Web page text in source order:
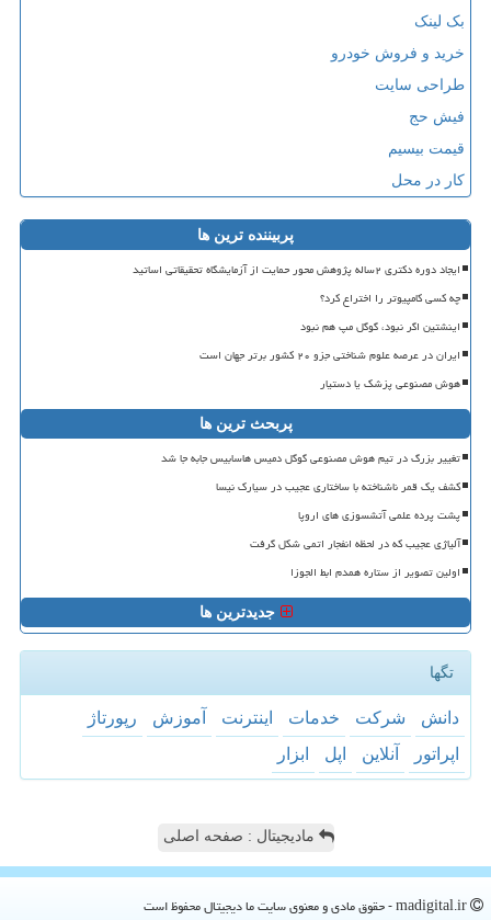
بک لینک
خرید و فروش خودرو
طراحی سایت
فیش حج
قیمت بیسیم
کار در محل
پربیننده ترین ها
ایجاد دوره دکتری ۲ساله پژوهش محور حمایت از آزمایشگاه تحقیقاتی اساتید
چه کسی کامپیوتر را اختراع کرد؟
اینشتین اگر نبود، گوگل مپ هم نبود
ایران در عرصه علوم شناختی جزو ۲۰ کشور برتر جهان است
هوش مصنوعی پزشک یا دستیار
پربحث ترین ها
تغییر بزرگ در تیم هوش مصنوعی گوگل دمیس هاسابیس جابه جا شد
کشف یک قمر ناشناخته با ساختاری عجیب در سیارک نیسا
پشت پرده علمی آتشسوزی های اروپا
آلیاژی عجیب که در لحظه انفجار اتمی شکل گرفت
اولین تصویر از ستاره همدم ابط الجوزا
جدیدترین ها
تگها
دانش شركت خدمات اینترنت آموزش
رپورتاژ
اپراتور
آنلاین اپل ابزار
مادیجیتال : صفحه اصلی